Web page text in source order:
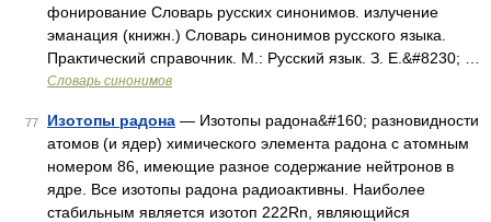
фонирование Словарь русских синонимов. излучение
эманация (книжн.) Словарь синонимов русского языка.
Практический справочник. М.: Русский язык. З. Е.&#8230; …
Словарь синонимов
77 Изотопы радона — Изотопы радона&#160; разновидности
атомов (и ядер) химического элемента радона с атомным
номером 86, имеющие разное содержание нейтронов в
ядре. Все изотопы радона радиоактивны. Наиболее
стабильным является изотоп 222Rn, являющийся